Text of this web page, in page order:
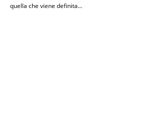
quella che viene definita...